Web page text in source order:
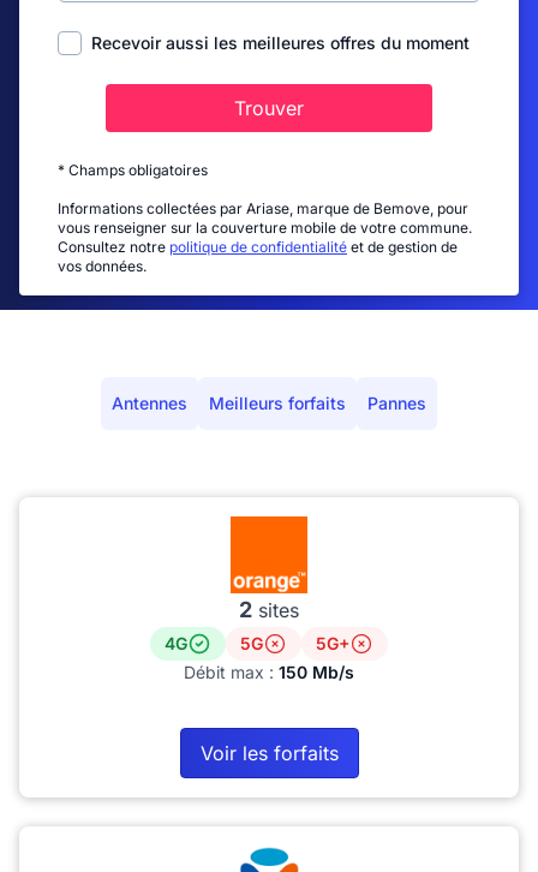
Recevoir aussi les meilleures offres du moment
Trouver
* Champs obligatoires
Informations collectées par Ariase, marque de Bemove, pour
vous renseigner sur la couverture mobile de votre commune.
Consultez notre politique de confidentialité et de gestion de
vos données.
Antennes Meilleurs forfaits Pannes
2 sites
4G 5G
5G+
Débit max : 150 Mb/s
Voir les forfaits